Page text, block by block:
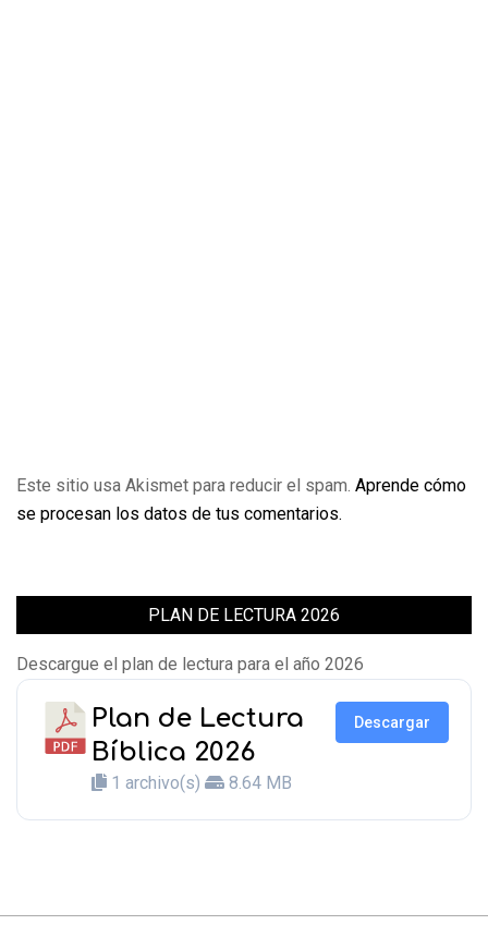
Este sitio usa Akismet para reducir el spam. Aprende cómo
se procesan los datos de tus comentarios.
PLAN DE LECTURA 2026
Descargue el plan de lectura para el año 2026
Plan de Lectura
Bíblica 2026
1 archivo(s) 8.64 MB
Descargar